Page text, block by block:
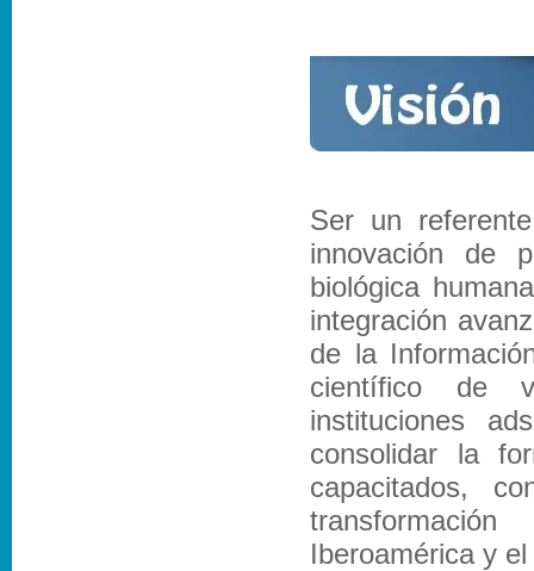
Ser un
innovación de
biológica
integración
de la
científico de
instituciones
consolidar la
capacitados,
Iberoamérica y